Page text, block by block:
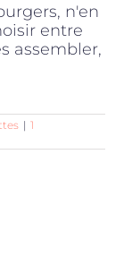
n'en
entre
assembler,
| 1